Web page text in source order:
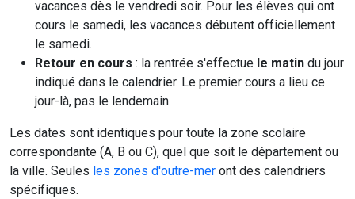
vacances dès le vendredi soir. Pour les élèves qui ont
cours le samedi, les vacances débutent officiellement
le samedi.
Retour en cours : la rentrée s'effectue le matin du jour
indiqué dans le calendrier. Le premier cours a lieu ce
jour-là, pas le lendemain.
Les dates sont identiques pour toute la zone scolaire
correspondante (A, B ou C), quel que soit le département ou
la ville. Seules les zones d'outre-mer ont des calendriers
spécifiques.